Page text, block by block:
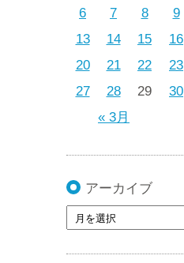
« 3月
6
7 8 9
13
14 15 16
20
21 22 23
27
28 29 30
アーカイブ